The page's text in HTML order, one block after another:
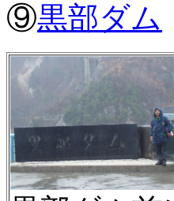
⑨黒部ダム